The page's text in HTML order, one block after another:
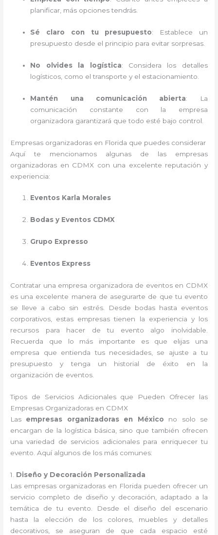
planificar, más opciones tendrás.
Sé claro con tu presupuesto: Establece un
presupuesto desde el principio para evitar sorpresas.
No olvides la logística: Considera los detalles
logísticos, como el transporte y el estacionamiento.
Mantén una comunicación abierta: La
comunicación constante con la empresa
organizadora garantizará que todo esté bajo control.
Empresas organizadoras en Florida que puedes considerar
Aquí te mencionamos algunas de las empresas
organizadoras en CDMX con una excelente reputación y
experiencia:
Eventos Karla Morales
Bodas y Eventos CDMX
Grupo Expresso
Eventos Express
Contratar una empresa organizadora de eventos en CDMX
es una excelente manera de asegurarte de que tu evento
se lleve a cabo sin estrés. Desde bodas hasta eventos
corporativos, estas empresas tienen la experiencia y los
recursos para hacer de tu evento algo inolvidable.
Recuerda que lo más importante es que elijas una
empresa que entienda tus necesidades, se ajuste a tu
presupuesto y tenga un historial de éxito en la
organización de eventos.
Tipos de Servicios Adicionales que Pueden Ofrecer las
Empresas Organizadoras en CDMX
Las empresas organizadoras en México no solo se
encargan de la logística básica, sino que también ofrecen
una variedad de servicios adicionales para enriquecer tu
evento. Aquí algunos de los más comunes:
1. Diseño y Decoración Personalizada
Las empresas organizadoras en Florida pueden ofrecer un
servicio completo de diseño y decoración, adaptado a la
temática de tu evento. Desde el diseño del escenario
hasta la elección de los colores, muebles y detalles
decorativos, se aseguran de que cada espacio esté